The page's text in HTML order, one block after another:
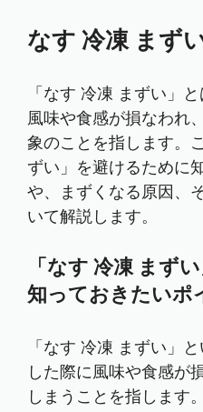
なす 冷凍 まず
「なす 冷凍 まずい」
風味や食感が損なわれ
象のことを指します。
ずい」を避けるために
や、まずくなる原因、
いて解説します。
「なす 冷凍 まず
知っておきたいポ
「なす 冷凍 まずい」
した際に風味や食感が
しまうことを指します